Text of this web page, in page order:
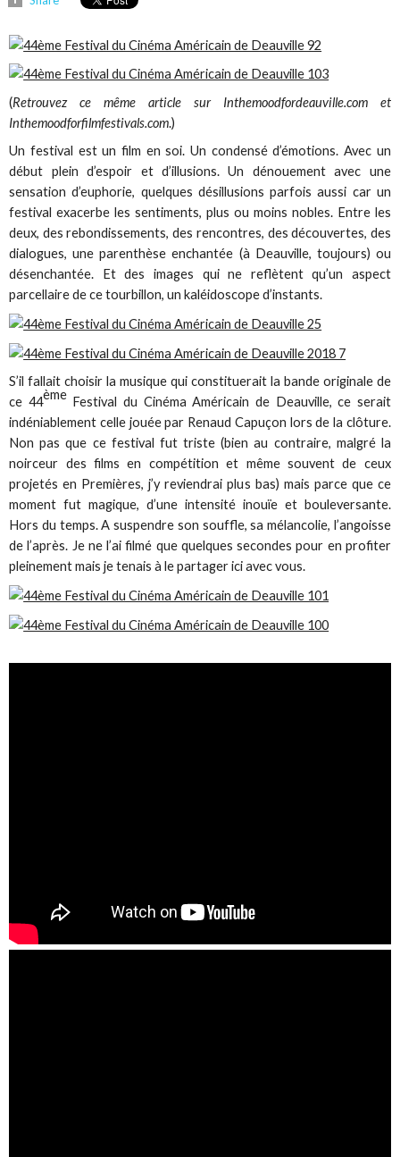
(Retrouvez ce même article sur Inthemoodfordeauville.com et
Inthemoodforfilmfestivals.com.)
Un festival est un film en soi. Un condensé d’émotions. Avec un
début plein d’espoir et d’illusions. Un dénouement avec une
sensation d’euphorie, quelques désillusions parfois aussi car un
festival exacerbe les sentiments, plus ou moins nobles. Entre les
deux, des rebondissements, des rencontres, des découvertes, des
dialogues, une parenthèse enchantée (à Deauville, toujours) ou
désenchantée. Et des images qui ne reflètent qu’un aspect
parcellaire de ce tourbillon, un kaléidoscope d’instants.
S’il fallait choisir la musique qui constituerait la bande originale de
ce 44ème Festival du Cinéma Américain de Deauville, ce serait
indéniablement celle jouée par Renaud Capuçon lors de la clôture.
Non pas que ce festival fut triste (bien au contraire, malgré la
noirceur des films en compétition et même souvent de ceux
projetés en Premières, j’y reviendrai plus bas) mais parce que ce
moment fut magique, d’une intensité inouïe et bouleversante.
Hors du temps. A suspendre son souffle, sa mélancolie, l’angoisse
de l’après. Je ne l’ai filmé que quelques secondes pour en profiter
pleinement mais je tenais à le partager ici avec vous.